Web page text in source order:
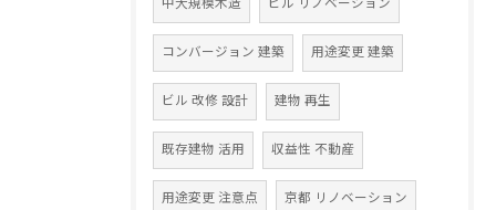
コンバージョン 建築 用途変更 建築
ビル 改修 設計 建物 再生
既存建物 活用 収益性 不動産
用途変更 注意点 京都 リノベーション